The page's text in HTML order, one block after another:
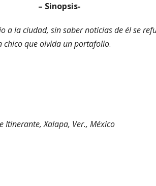
– Sinopsis-
a la ciudad, sin saber noticias de él se
chico que olvida un portafolio.
Itinerante, Xalapa, Ver., México